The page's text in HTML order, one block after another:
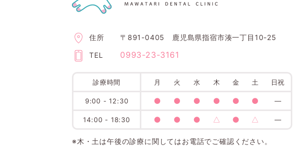
住所 〒891-0405 鹿児島県指宿市湊一丁目10-25
TEL 0993-23-3161
診療時間 月 火 水 木 金 土 日祝
9:00 - 12:30 ● ● ● ● ● ● ―
14:00 - 18:30 ● ● ● △ ● △ ―
※木・土は午後の診療に関してはお電話でご確認ください。